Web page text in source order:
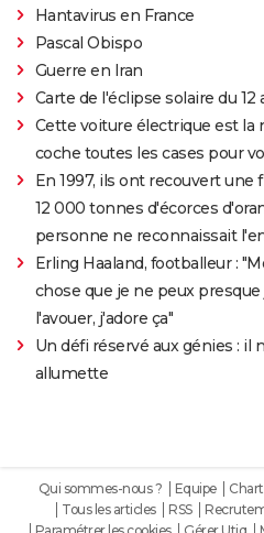
Hantavirus en France
Pascal Obispo
Guerre en Iran
Carte de l'éclipse solaire du 12
Cette voiture électrique est la
coche toutes les cases pour
En 1997, ils ont recouvert une
12 000 tonnes d'écorces
personne ne reconnaissait
Erling Haaland, footballeur :
chose que je ne peux
l'avouer, j'adore ça"
Un défi réservé aux génies : il
allumette
Qui sommes-nous ? Equipe
Tous les articles
RSS